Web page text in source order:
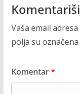
Komentariši
Vaša email
polja su označena
Komentar*